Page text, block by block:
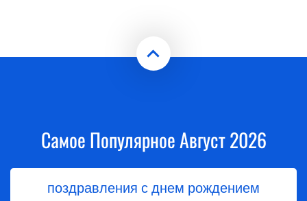
Самое Популярное Август 2026
поздравления с днем рождением